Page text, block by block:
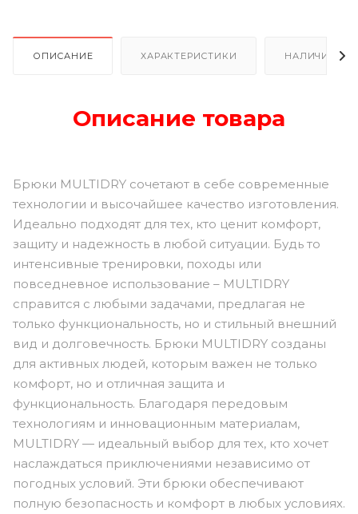
ОПИСАНИЕ ХАРАКТЕРИСТИКИ НАЛИЧИЕ
Описание товара
Брюки MULTIDRY сочетают в себе современные
технологии и высочайшее качество изготовления.
Идеально подходят для тех, кто ценит комфорт,
защиту и надежность в любой ситуации. Будь то
интенсивные тренировки, походы или
повседневное использование – MULTIDRY
справится с любыми задачами, предлагая не
только функциональность, но и стильный внешний
вид и долговечность. Брюки MULTIDRY созданы
для активных людей, которым важен не только
комфорт, но и отличная защита и
функциональность. Благодаря передовым
технологиям и инновационным материалам,
MULTIDRY — идеальный выбор для тех, кто хочет
наслаждаться приключениями независимо от
погодных условий. Эти брюки обеспечивают
полную безопасность и комфорт в любых условиях.